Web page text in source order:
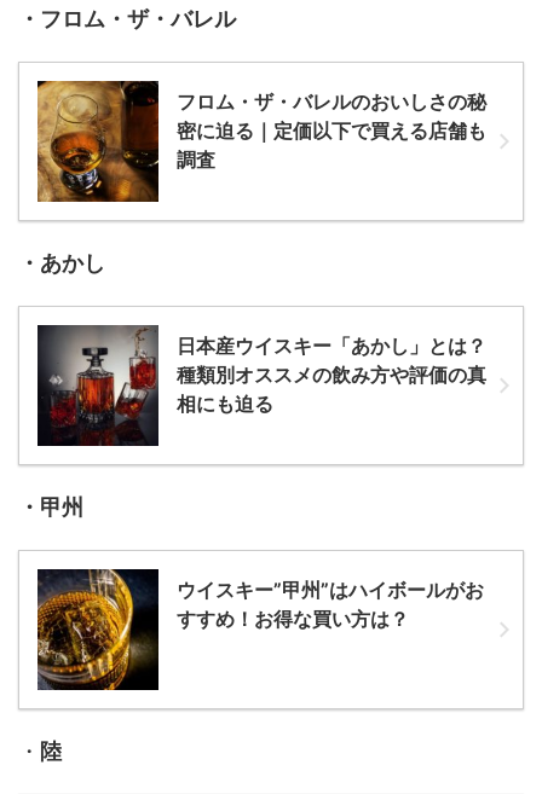
・フロム・ザ・バレル
フロム・ザ・バレルのおいしさの秘
密に迫る｜定価以下で買える店舗も
調査
・あかし
日本産ウイスキー「あかし」とは？
種類別オススメの飲み方や評価の真
相にも迫る
・甲州
ウイスキー”甲州”はハイボールがお
すすめ！お得な買い方は？
・ 陸